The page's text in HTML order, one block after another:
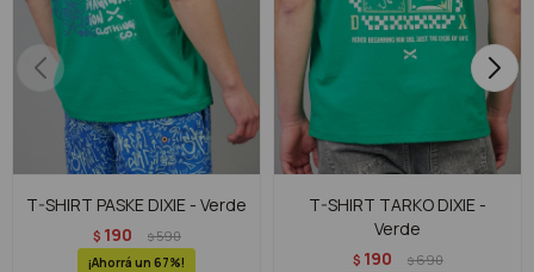
T-SHIRT PASKE DIXIE - Verde
$ 190 $590
67
T-SHIRT TARKO DIXIE -
Verde
$ 190 $690